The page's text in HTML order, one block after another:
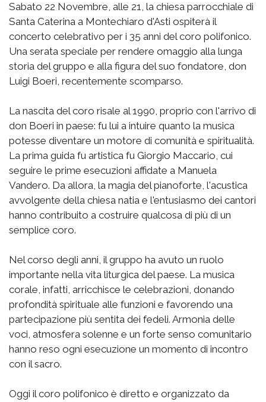
Sabato 22 Novembre, alle 21, la chiesa parrocchiale di
Santa Caterina a Montechiaro d'Asti ospiterà il
concerto celebrativo per i 35 anni del coro polifonico.
Una serata speciale per rendere omaggio alla lunga
storia del gruppo e alla figura del suo fondatore, don
Luigi Boeri, recentemente scomparso.
La nascita del coro risale al 1990, proprio con l'arrivo di
don Boeri in paese: fu lui a intuire quanto la musica
potesse diventare un motore di comunità e spiritualità.
La prima guida fu artistica fu Giorgio Maccario, cui
seguire le prime esecuzioni affidate a Manuela
Vandero. Da allora, la magia del pianoforte, l'acustica
avvolgente della chiesa natia e l'entusiasmo dei cantori
hanno contribuito a costruire qualcosa di più di un
semplice coro.
Nel corso degli anni, il gruppo ha avuto un ruolo
importante nella vita liturgica del paese. La musica
corale, infatti, arricchisce le celebrazioni, donando
profondità spirituale alle funzioni e favorendo una
partecipazione più sentita dei fedeli. Armonia delle
voci, atmosfera solenne e un forte senso comunitario
hanno reso ogni esecuzione un momento di incontro
con il sacro.
Oggi il coro polifonico è diretto e organizzato da